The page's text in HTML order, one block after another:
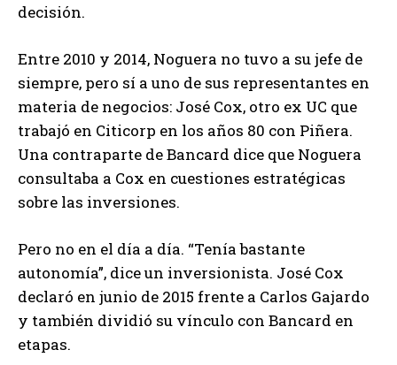
decisión.
Entre 2010 y 2014, Noguera no tuvo a su jefe de
siempre, pero sí a uno de sus representantes en
materia de negocios: José Cox, otro ex UC que
trabajó en Citicorp en los años 80 con Piñera.
Una contraparte de Bancard dice que Noguera
consultaba a Cox en cuestiones estratégicas
sobre las inversiones.
Pero no en el día a día. “Tenía bastante
autonomía”, dice un inversionista. José Cox
declaró en junio de 2015 frente a Carlos Gajardo
y también dividió su vínculo con Bancard en
etapas.